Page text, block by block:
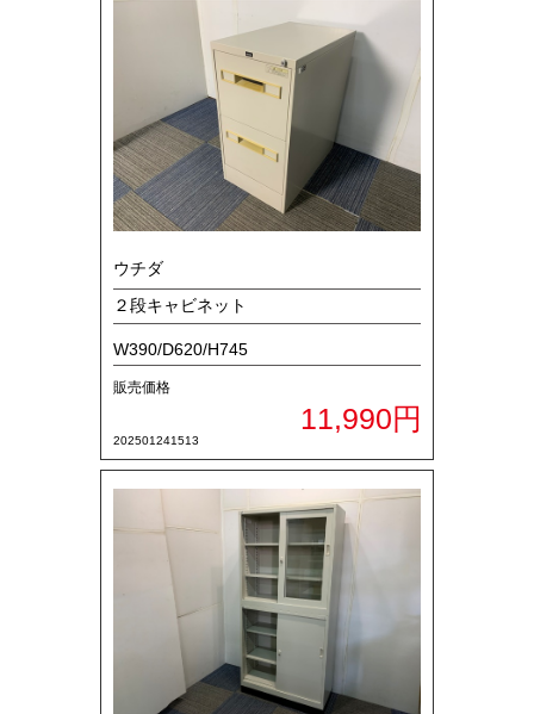
11,990円
ウチダ
２段キャビネット
W390/D620/H745
販売価格
202501241513